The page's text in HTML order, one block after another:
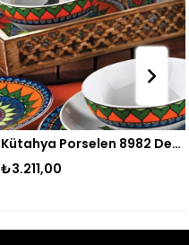
Kütahya Porselen 8982 Desen 24 Parça Yemek Seti
₺3.211,00